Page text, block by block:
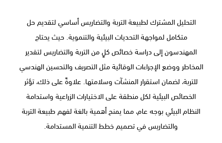
التحليل المشترك لطبيعة التربة والتضاريس أساسي لتقديم حل
متكامل لمواجهة التحديات البيئية والتنموية. حيث يحتاج
المهندسون إلى دراسة خصائص كلٍ من التربة والتضاريس لتقدير
المخاطر ووضع الإجراءات الوقائية مثل التصريف والتحسين الهندسي
للتربة، لضمان استقرار المنشآت وسلامتها. علاوةً على ذلك، تؤثر
الخصائص البيئية لكل منطقة على الاختيارات الزراعية واستدامة
النظام البيئي بوجه عام، مما يمنح أهمية بالغة لفهم طبيعة التربة
والتضاريس في تصميم خطط التنمية المستدامة.